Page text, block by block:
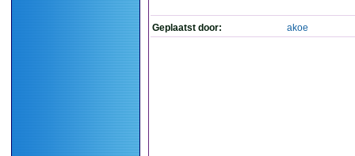
Geplaatst door: akoe